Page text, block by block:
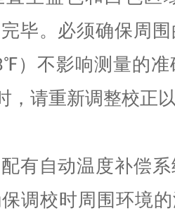
毕。必须确保周
℉）不影响测量的
，请重新调整校正
有自动温度补偿
调校时周围环境